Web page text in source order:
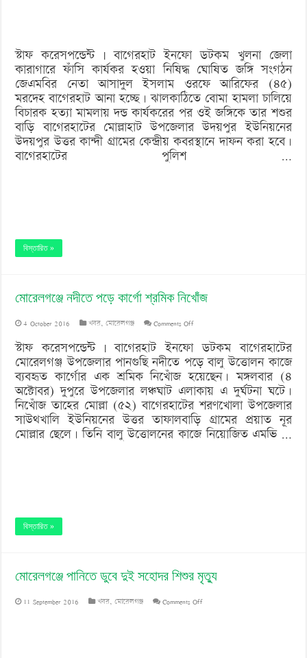
স্টাফ করেসপন্ডেন্ট | বাগেরহাট ইনফো ডটকম খুলনা জেলা
কারাগারে ফাঁসি কার্যকর হওয়া নিষিদ্ধ ঘোষিত জঙ্গি সংগঠন
জেএমবির নেতা আসাদুল ইসলাম ওরফে আরিফের (৪৫)
মরদেহ বাগেরহাট আনা হচ্ছে। ঝালকাঠিতে বোমা হামলা চালিয়ে
বিচারক হত্যা মামলায় দন্ড কার্যকরের পর ওই জঙ্গিকে তার শশুর
বাড়ি বাগেরহাটের মোল্লাহাট উপজেলার উদয়পুর ইউনিয়নের
উদয়পুর উত্তর কান্দী গ্রামের কেন্দ্রীয় কবরস্থানে দাফন করা হবে।
বাগেরহাটের পুলিশ …
বিস্তারিত »
মোরেলগঞ্জে নদীতে পড়ে কার্গো শ্রমিক নিখোঁজ
4 October 2016 খবর,মোরেলগঞ্জ Comments Offon
মোরেলগঞ্জে
নদীতে
পড়ে
কার্গো
শ্রমিক
স্টাফ করেসপন্ডেন্ট | বাগেরহাট ইনফো ডটকম বাগেরহাটের
মোরেলগঞ্জ উপজেলার পানগুছি নদীতে পড়ে বালু উত্তোলন কাজে
ব্যবহৃত কার্গোর এক শ্রমিক নিখোঁজ হয়েছেন। মঙ্গলবার (৪
অক্টোবর) দুপুরে উপজেলার লঞ্চঘাট এলাকায় এ দুর্ঘটনা ঘটে।
নিখোঁজ তাহের মোল্লা (৫২) বাগেরহাটের শরণখোলা উপজেলার
সাউথখালি ইউনিয়নের উত্তর তাফালবাড়ি গ্রামের প্রয়াত নূর
মোল্লার ছেলে। তিনি বালু উত্তোলনের কাজে নিয়োজিত এমভি …
বিস্তারিত »
মোরেলগঞ্জে পানিতে ডুবে দুই সহোদর শিশুর মৃত্যু
11 September 2016 খবর,মোরেলগঞ্জ Comments Offon